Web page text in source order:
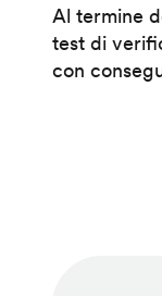
Al termine
test di
con